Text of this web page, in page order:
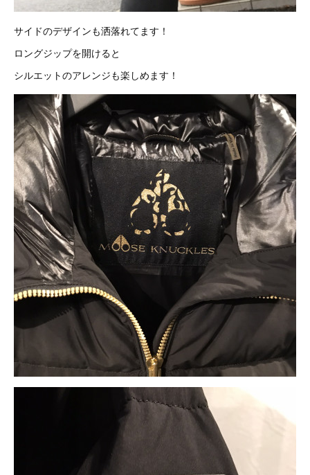
サイドのデザインも洒落れてます！
ロングジップを開けると
シルエットのアレンジも楽しめます！